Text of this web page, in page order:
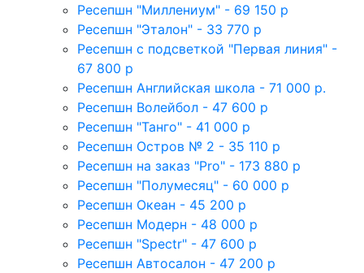
Ресепшн "Миллениум" - 69 150 р
Ресепшн "Эталон" - 33 770 р
Ресепшн с подсветкой "Первая линия" -
67 800 р
Ресепшн Английская школа - 71 000 р.
Ресепшн Волейбол - 47 600 р
Ресепшн "Танго" - 41 000 р
Ресепшн Остров № 2 - 35 110 р
Ресепшн на заказ "Pro" - 173 880 р
Ресепшн "Полумесяц" - 60 000 р
Ресепшн Океан - 45 200 р
Ресепшн Модерн - 48 000 р
Ресепшн "Spectr" - 47 600 р
Ресепшн Автосалон - 47 200 р